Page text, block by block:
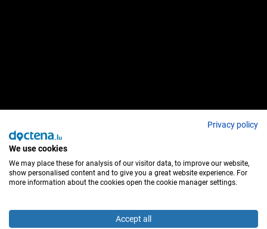
Privacy policy
We use cookies
We may place these for analysis of our visitor data, to improve our website,
show personalised content and to give you a great website experience. For
more information about the cookies open the cookie manager settings.
Accept all